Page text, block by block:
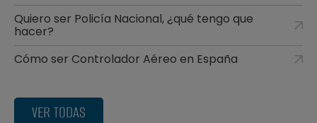
Quiero ser Policía Nacional, ¿qué tengo que
hacer?
Cómo ser Controlador Aéreo en España
VER TODAS